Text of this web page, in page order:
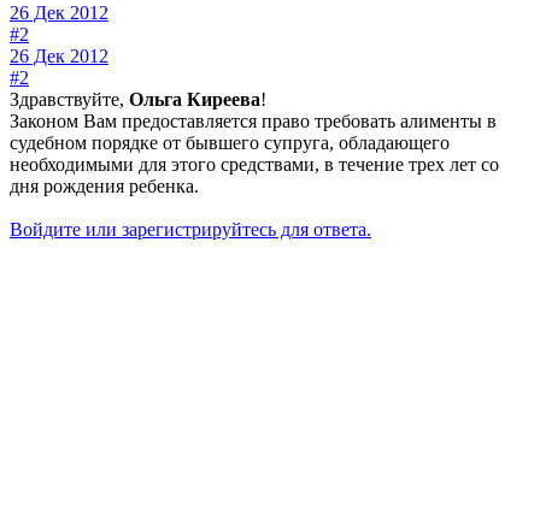
26 Дек 2012
#2
26 Дек 2012
#2
Здравствуйте, Ольга Киреева!
Законом Вам предоставляется право требовать алименты в
судебном порядке от бывшего супруга, обладающего
необходимыми для этого средствами, в течение трех лет со
дня рождения ребенка.
Войдите или зарегистрируйтесь для ответа.